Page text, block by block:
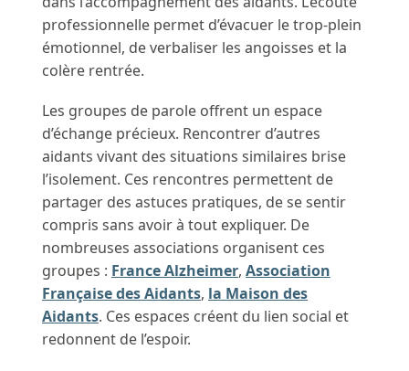
professionnelle permet d’évacuer le trop-plein
émotionnel, de verbaliser les angoisses et la
colère rentrée.
Les groupes de parole offrent un espace
d’échange précieux. Rencontrer d’autres
aidants vivant des situations similaires brise
l’isolement. Ces rencontres permettent de
partager des astuces pratiques, de se sentir
compris sans avoir à tout expliquer. De
nombreuses associations organisent ces
groupes : France Alzheimer, Association
Française des Aidants, la Maison des
Aidants. Ces espaces créent du lien social et
redonnent de l’espoir.